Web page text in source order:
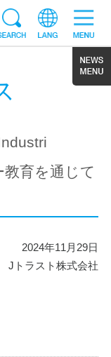
育を通じて
2024年11月29日
Jトラスト株式会社